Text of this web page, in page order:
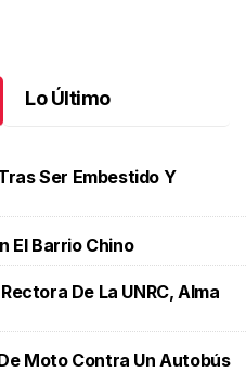
Lo Último
Ser Embestido Y
El Barrio Chino
De La UNRC, Alma
Moto Contra Un Autobús